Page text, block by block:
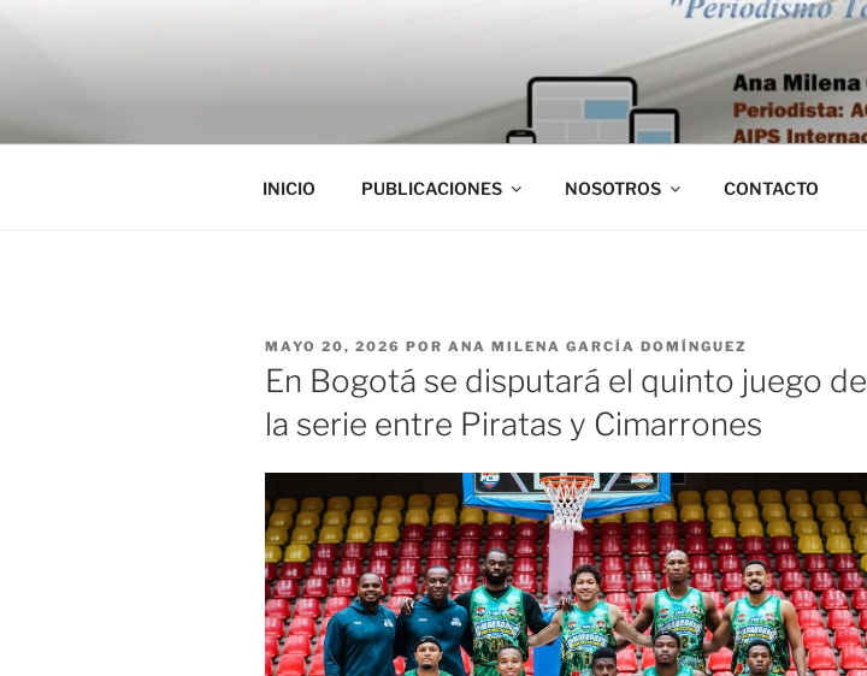
INICIO PUBLICACIONES NOSOTROS CONTACTO
PUBLICADO
EL
MAYO 20, 2026 POR ANA MILENA GARCÍA DOMÍNGUEZ
En Bogotá se disputará el quinto juego de
la serie entre Piratas y Cimarrones